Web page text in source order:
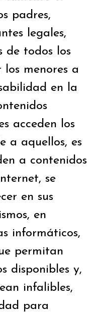
padres,
legales,
de todos los
menores a
en la
acceden los
a aquellos, es
a contenidos
se
en sus
en
informáticos,
permitan
disponibles y,
infalibles,
para